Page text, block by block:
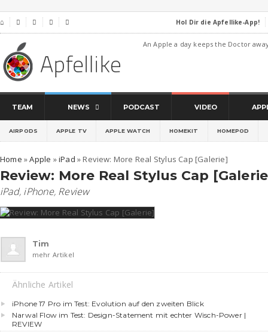
⌂     Hol Dir die Apfellike-App!
An Apple a day keeps the Doctor
TEAM NEWS PODCAST VIDEO
AIRPODS APPLE TV APPLE WATCH HOMEKIT HOMEPOD
Home »Apple »iPad » Review: More Real Stylus Cap [Galerie]
Review: More Real Stylus Cap
iPad, iPhone, Review
Tim
mehr Artikel
Ähnliche Artikel
iPhone 17 Pro im Test: Evolution auf den zweiten Blick
Narwal Flow im Test: Design-Statement mit echter Wisch-Power |
REVIEW